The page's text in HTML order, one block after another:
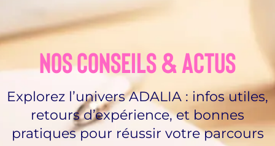
Nos conseils & actus
Explorez l’univers ADALIA : infos utiles,
retours d’expérience, et bonnes
pratiques pour réussir votre parcours